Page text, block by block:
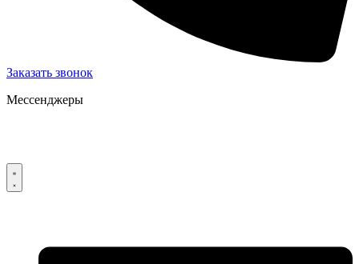
Заказать звонок
Мессенджеры